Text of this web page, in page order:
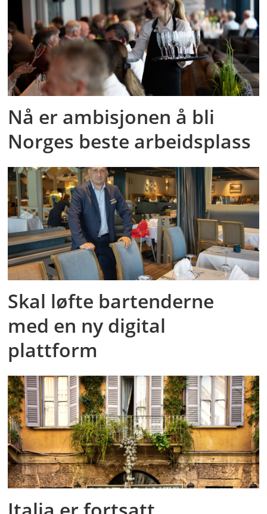
Nå er ambisjonen å bli
Norges beste arbeidsplass
Skal løfte bartenderne
med en ny digital
plattform